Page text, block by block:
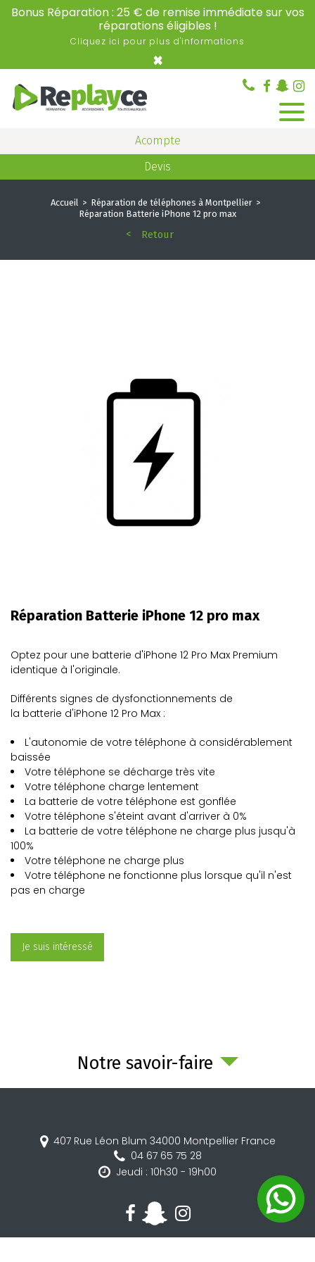
Bonus Réparation : 25 € de remise immédiate sur vos
réparations éligibles !
Cliquez ici pour plus d'informations
×
Acompte
Devis
Accueil
Réparation de téléphones à Montpellier
Réparation Batterie iPhone 12 pro max
Retour
Réparation Batterie iPhone 12 pro max
Optez pour une batterie d'iPhone 12 Pro Max Premium
identique à l'originale.
Différents signes de dysfonctionnements de
la batterie d'iPhone 12 Pro Max :
L'autonomie de votre téléphone à considérablement
baissée
Votre téléphone se décharge très vite
Votre téléphone charge lentement
La batterie de votre téléphone est gonflée
Votre téléphone s'éteint avant d'arriver à 0%
La batterie de votre téléphone ne charge plus jusqu'à
100%
Votre téléphone ne charge plus
Votre téléphone ne fonctionne plus lorsque qu'il n'est
pas en charge
Je suis intéressé
Notre savoir-faire
407 Rue Léon Blum 34000 Montpellier France
04 67 65 75 28
Jeudi : 10h30 - 19h00